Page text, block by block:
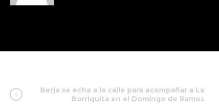
Berja se echa a la calle para acompañar a La
Borriquita en el Domingo de Ramos